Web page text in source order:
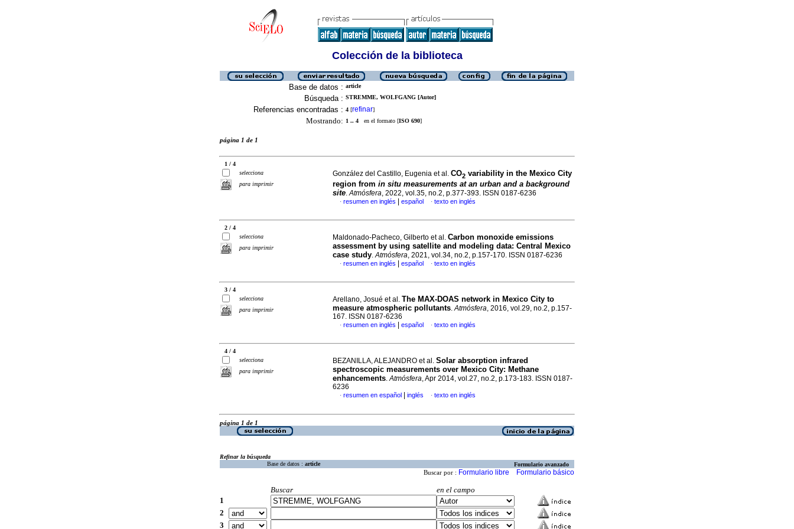
Colección de la biblioteca
Base de datos : article
Búsqueda : STREMME, WOLFGANG [Autor]
Referencias encontradas : 4 [refinar]
Mostrando: 1 .. 4 en el formato [ISO 690]
página 1 de 1
1 / 4
selecciona
para imprimir
González del Castillo, Eugenia et al. CO2 variability in the Mexico City
region from in situ measurements at an urban and a background
site Atmósfera , 2022, vol.35, no.2, p.377-393. ISSN 0187-6236
· resumen en inglés | español · texto en inglés
2 / 4
selecciona
para imprimir
Maldonado-Pacheco, Gilberto et al. Carbon monoxide emissions
assessment by using satellite and modeling data: Central Mexico
case study.Atmósfera, 2021, vol.34, no.2, p.157-170. ISSN 0187-6236
· resumen en inglés español · texto en inglés
3 / 4
selecciona
para imprimir
Arellano, Josué et al. The MAX-DOAS network in Mexico City to
measure atmospheric pollutants.Atmósfera, 2016, vol.29, no.2, p.157-
167. ISSN 0187-6236
· resumen en inglés español · texto en inglés
4 / 4
selecciona
para imprimir
BEZANILLA, ALEJANDRO et al. Solar absorption infrared
spectroscopic measurements over Mexico City: Methane
enhancements.Atmósfera, Apr 2014, vol.27, no.2, p.173-183. ISSN 0187-
6236
· resumen en español inglés · texto en inglés
página 1 de 1
Refinar la búsqueda
Base de datos : article Formulario avanzado
Buscar por : Formulario libre Formulario básico
Buscar
en el campo
1
2
3